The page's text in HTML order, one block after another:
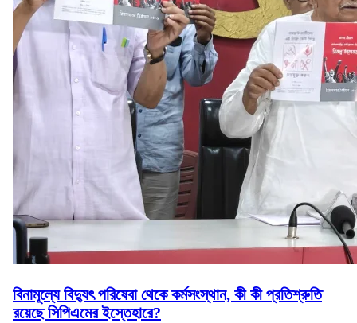
বিনামূল্যে বিদ্যুৎ পরিষেবা থেকে কর্মসংস্থান, কী কী প্রতিশ্রুতি
রয়েছে সিপিএমের ইস্তেহারে?